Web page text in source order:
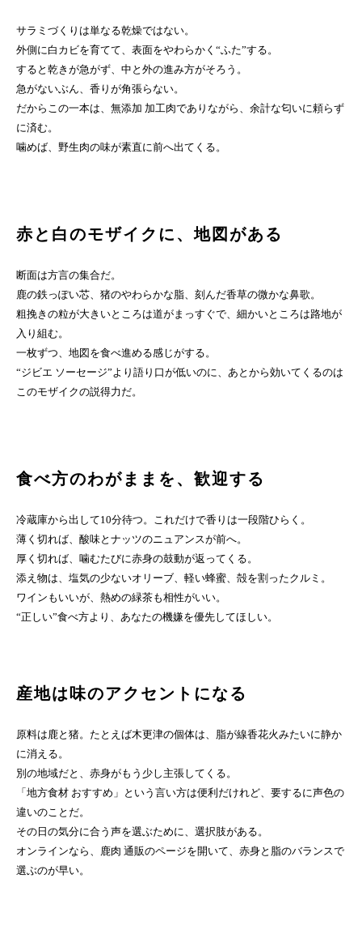
サラミづくりは単なる乾燥ではない。
外側に白カビを育てて、表面をやわらかく“ふた”する。
すると乾きが急がず、中と外の進み方がそろう。
急がないぶん、香りが角張らない。
だからこの一本は、無添加 加工肉でありながら、余計な匂いに頼らず
に済む。
噛めば、野生肉の味が素直に前へ出てくる。
赤と白のモザイクに、地図がある
断面は方言の集合だ。
鹿の鉄っぽい芯、猪のやわらかな脂、刻んだ香草の微かな鼻歌。
粗挽きの粒が大きいところは道がまっすぐで、細かいところは路地が
入り組む。
一枚ずつ、地図を食べ進める感じがする。
“ジビエ ソーセージ”より語り口が低いのに、あとから効いてくるのは
このモザイクの説得力だ。
食べ方のわがままを、歓迎する
冷蔵庫から出して10分待つ。これだけで香りは一段階ひらく。
薄く切れば、酸味とナッツのニュアンスが前へ。
厚く切れば、噛むたびに赤身の鼓動が返ってくる。
添え物は、塩気の少ないオリーブ、軽い蜂蜜、殻を割ったクルミ。
ワインもいいが、熱めの緑茶も相性がいい。
“正しい”食べ方より、あなたの機嫌を優先してほしい。
産地は味のアクセントになる
原料は鹿と猪。たとえば木更津の個体は、脂が線香花火みたいに静か
に消える。
別の地域だと、赤身がもう少し主張してくる。
「地方食材 おすすめ」という言い方は便利だけれど、要するに声色の
違いのことだ。
その日の気分に合う声を選ぶために、選択肢がある。
オンラインなら、鹿肉 通販のページを開いて、赤身と脂のバランスで
選ぶのが早い。